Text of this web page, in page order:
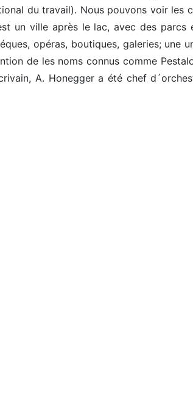
du travail). Nous pouvons voir les
un ville après le lac, avec des
opéras, boutiques, galeries; une
de les noms connus comme
A. Honegger a été chef